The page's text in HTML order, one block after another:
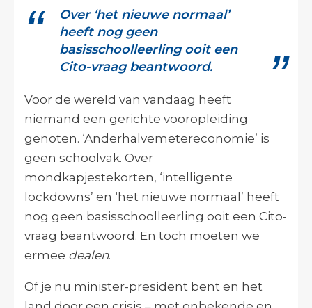
Over ‘het nieuwe normaal’
heeft nog geen
basisschoolleerling ooit een
Cito-vraag beantwoord.
Voor de wereld van vandaag heeft
niemand een gerichte vooropleiding
genoten. ‘Anderhalvemetereconomie’ is
geen schoolvak. Over
mondkapjestekorten, ‘intelligente
lockdowns’ en ‘het nieuwe normaal’ heeft
nog geen basisschoolleerling ooit een Cito-
vraag beantwoord. En toch moeten we
ermee dealen.
Of je nu minister-president bent en het